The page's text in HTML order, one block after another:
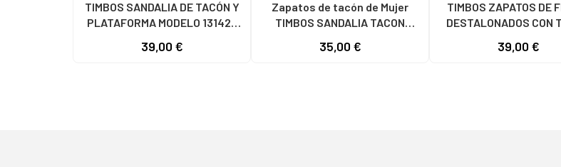
TIMBOS SANDALIA DE TACÓN Y
PLATAFORMA MODELO 131423
39,00 €
Zapatos de tacón de Mujer
TIMBOS SANDALIA TACON
131221 VARIOS COLORES
35,00 €
TIMBOS ZAPATOS DE
DESTALONADOS CON
AMARILLO
39,00 €